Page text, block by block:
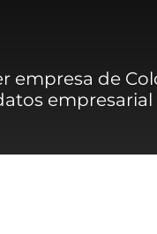
empresa de